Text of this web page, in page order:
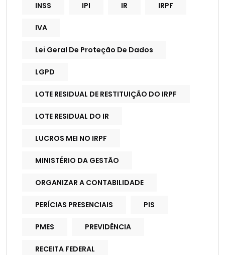
INSS IPI IR IRPF
IVA
Lei Geral De Proteção De Dados
LGPD
LOTE RESIDUAL DE RESTITUIÇÃO DO IRPF
LOTE RESIDUAL DO IR
LUCROS MEI NO IRPF
MINISTÉRIO DA GESTÃO
ORGANIZAR A CONTABILIDADE
PERÍCIAS PRESENCIAIS PIS
PMES PREVIDÊNCIA
RECEITA FEDERAL